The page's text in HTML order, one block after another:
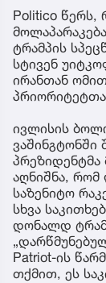
Politico წერს,
ტრამპის
სტივენ
ირანთან
ივლისის
ვაშინგტონში
პრეზიდენტმა
აღნიშნა, რომ
საზენიტო
სხვა
დონალდ
Patriot-ის
თქმით, ეს